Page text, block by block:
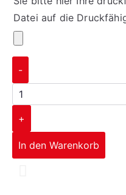
Datei auf die
-
+
In den Warenkorb